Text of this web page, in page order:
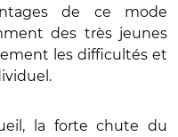
de ce mode
des très jeunes
les difficultés et
la forte chute du